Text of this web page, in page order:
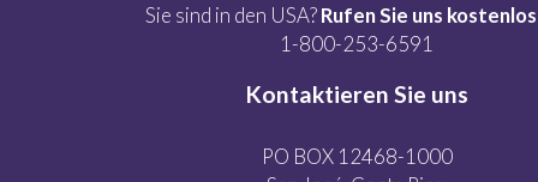
Sie sind in den USA?Rufen Sie uns
1-800-253-6591
Kontaktieren Sie uns
PO BOX 12468-1000